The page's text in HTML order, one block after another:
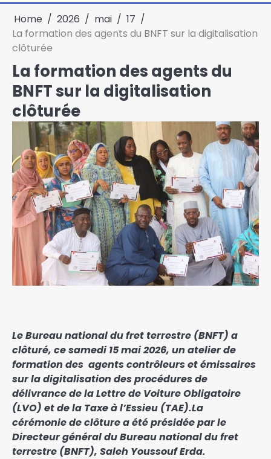
Home 2026 mai
17
La formation des agents du BNFT sur la digitalisation
clôturée
La formation des agents du
BNFT sur la digitalisation
clôturée
‎Le Bureau national du fret terrestre (BNFT) a
clôturé, ce samedi 15 mai 2026, un atelier de
formation des agents contrôleurs et émissaires
sur la digitalisation des procédures de
délivrance de la Lettre de Voiture Obligatoire
(LVO) et de la Taxe à l’Essieu (TAE).La
cérémonie de clôture a été présidée par le
Directeur général du Bureau national du fret
terrestre (BNFT), Saleh Youssouf Erda.